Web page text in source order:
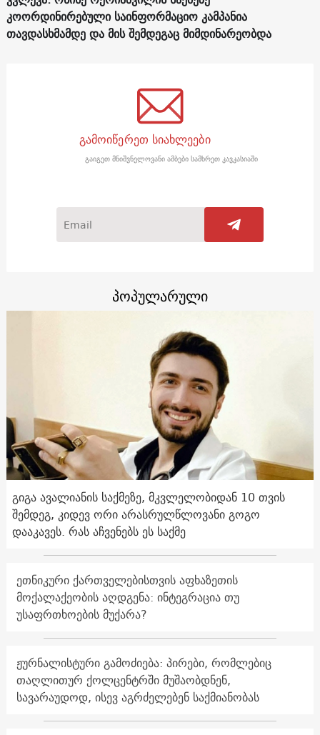
კოორდინირებული საინფორმაციო კამპანია
თავდასხმამდე და მის შემდეგაც მიმდინარეობდა
გამოიწერეთ სიახლეები
გაიგეთ მნიშვნელოვანი ამბები სამხრეთ კავკასიაში
პოპულარული
გიგა ავალიანის საქმეზე, მკვლელობიდან 10 თვის
შემდეგ, კიდევ ორი არასრულწლოვანი გოგო
დააკავეს. რას აჩვენებს ეს საქმე
ეთნიკური ქართველებისთვის აფხაზეთის
მოქალაქეობის აღდგენა: ინტეგრაცია თუ
უსაფრთხოების მუქარა?
ჟურნალისტური გამოძიება: პირები, რომლებიც
თაღლითურ ქოლცენტრში მუშაობდნენ,
სავარაუდოდ, ისევ აგრძელებენ საქმიანობას